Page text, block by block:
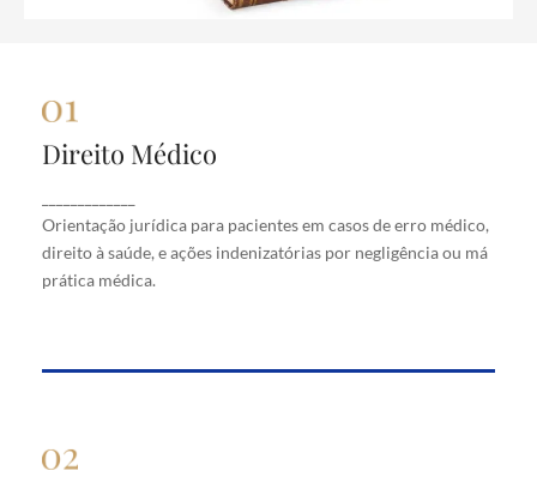
Direito Médico
Orientação jurídica para pacientes em casos de erro médico,
direito à saúde, e ações indenizatórias por negligência ou má
prática médica.
Direito Médico
erro médico, direito à saúde, e ações indenizatórias
por negligência ou má prática médica.